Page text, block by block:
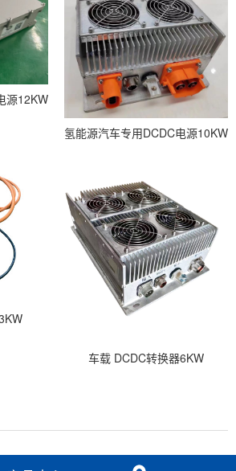
源12KW
氢能源汽车专用DCDC电源10KW
车载 DCDC转换器6KW